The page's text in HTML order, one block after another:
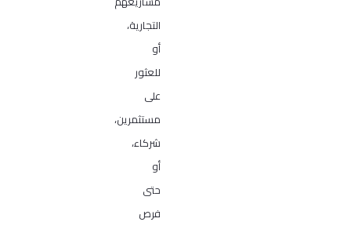
التجارية،
أو
للعثور
على
مستثمرين،
شركاء،
أو
حتى
فرص